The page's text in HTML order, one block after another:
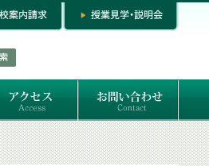
お問い合わせ
専門コースお問い合わせ
専門コース入学お申し込
個人セッション